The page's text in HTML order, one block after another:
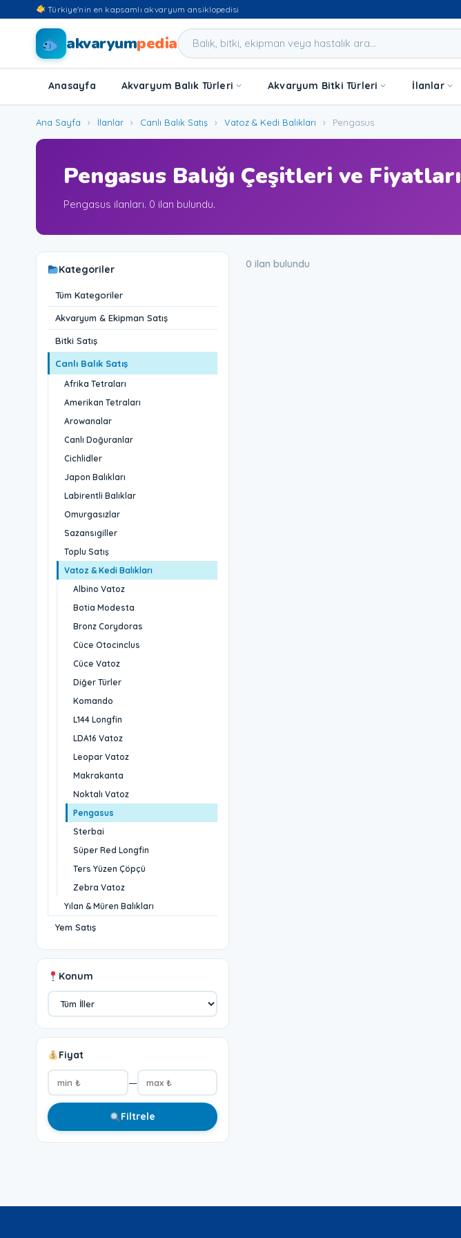
Türkiye'nin en kapsamlı akvaryum ansiklopedisi
akvaryumpedia
Anasayfa Akvaryum Balık Türleri Akvaryum Bitki Türleri İlanlar
Ana Sayfa › İlanlar › Canlı Balık Satış › Vatoz & Kedi Balıkları › Pengasus
Pengasus Balığı Çeşitleri ve Fiyatları
Pengasus ilanları. 0 ilan bulundu.
Kategoriler
Tüm Kategoriler
Akvaryum & Ekipman Satış
Bitki Satış
Canlı Balık Satış
Afrika Tetraları
Amerikan Tetraları
Arowanalar
Canlı Doğuranlar
Cichlidler
Japon Balıkları
Labirentli Balıklar
Omurgasızlar
Sazansıgiller
Toplu Satış
Vatoz & Kedi Balıkları
Albino Vatoz
Botia Modesta
Bronz Corydoras
Cüce Otocinclus
Cüce Vatoz
Diğer Türler
Komando
L144 Longfin
LDA16 Vatoz
Leopar Vatoz
Makrakanta
Noktalı Vatoz
Pengasus
Sterbai
Süper Red Longfin
Ters Yüzen Çöpçü
Zebra Vatoz
Yılan & Müren Balıkları
Yem Satış
Konum
Fiyat
—
Filtrele
0 ilan bulundu